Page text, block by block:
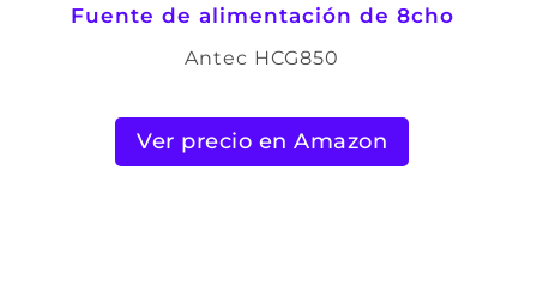
Fuente de alimentación de 8cho
Antec HCG850
Ver precio en Amazon